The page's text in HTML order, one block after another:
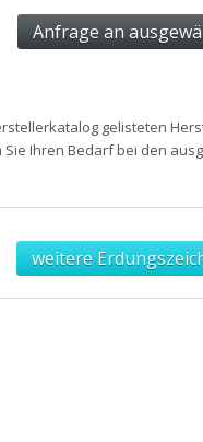
gelisteten
Sie Ihren Bedarf bei den
weitere